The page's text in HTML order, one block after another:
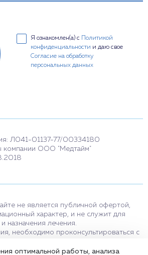
Я ознакомлен(а) с
Политикой
конфиденциальности и даю свое
Согласие на обработку
персональных данных
Л041-01137-77/00334180
компании ООО "Медтайм"
не является публичной офертой,
характер, и не служит для
назначения лечения.
необходимо проконсультироваться с
носят исключительно
оптимальной работы, анализа